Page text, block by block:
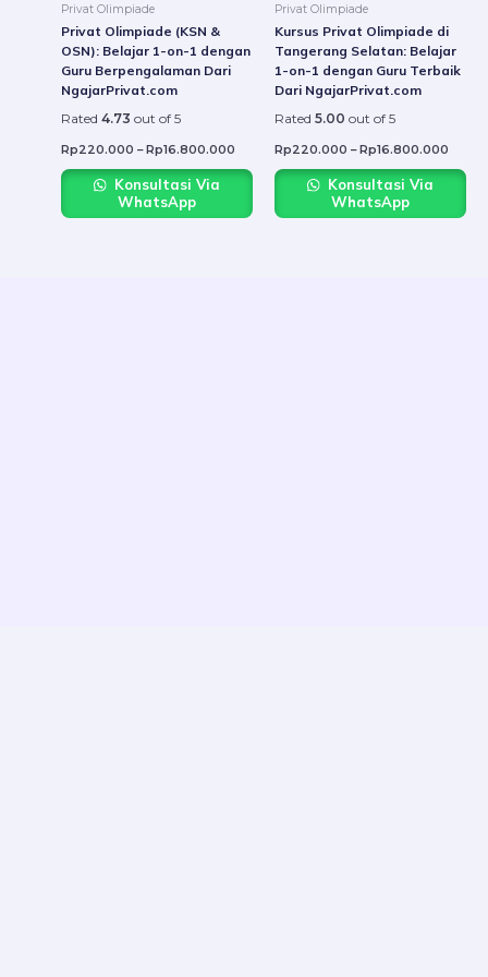
Privat Olimpiade
Privat Olimpiade (KSN &
OSN): Belajar 1-on-1 dengan
Guru Berpengalaman Dari
NgajarPrivat.com
Rated 4.73 out of 5
Rp220.000 – Rp16.800.000
chosen
on
product
Konsultasi Via
WhatsApp
Privat Olimpiade
Kursus Privat Olimpiade di
Tangerang Selatan: Belajar
1-on-1 dengan Guru Terbaik
Dari NgajarPrivat.com
Rated 5.00 out of 5
Rp220.000 – Rp16.800.000
on
the
Konsultasi Via
WhatsApp